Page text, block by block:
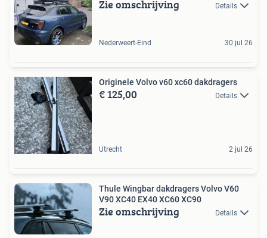
Zie omschrijving Details
Nederweert-Eind 30 jul 26
Originele Volvo v60 xc60 dakdragers
€ 125,00 Details
Utrecht 2 jul 26
Thule Wingbar dakdragers Volvo V60
V90 XC40 EX40 XC60 XC90
Zie omschrijving Details